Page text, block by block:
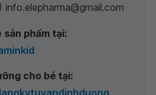
phẩm tại:
cho bé tại: